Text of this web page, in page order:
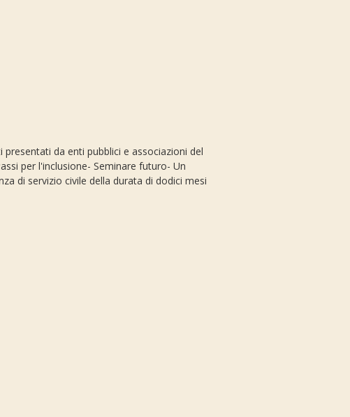
presentati da enti pubblici e associazioni del
per l'inclusione- Seminare futuro- Un
di servizio civile della durata di dodici mesi